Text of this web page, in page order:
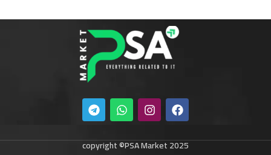
copyright ©PSA Market 2025